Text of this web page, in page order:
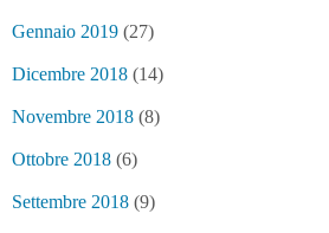
Gennaio 2019 (27)
Dicembre 2018 (14)
Novembre 2018 (8)
Ottobre 2018 (6)
Settembre 2018 (9)